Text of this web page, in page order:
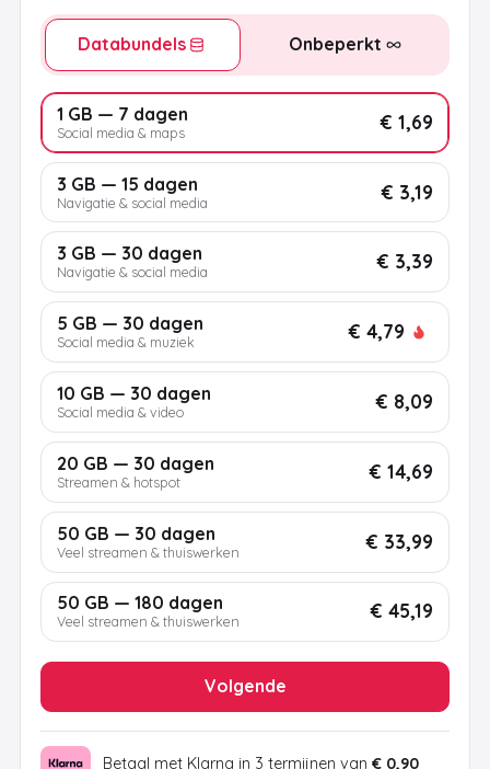
Databundels Onbeperkt
1 GB — 7 dagen
Social media & maps € 1,69
3 GB — 15 dagen
Navigatie & social media € 3,19
3 GB — 30 dagen
Navigatie & social media € 3,39
5 GB — 30 dagen
Social media & muziek € 4,79
10 GB — 30 dagen
Social media & video € 8,09
20 GB — 30 dagen
Streamen & hotspot € 14,69
50 GB — 30 dagen
Veel streamen & thuiswerken € 33,99
50 GB — 180 dagen
Veel streamen & thuiswerken € 45,19
Volgende
Betaal met Klarna in 3 termijnen van € 0,90